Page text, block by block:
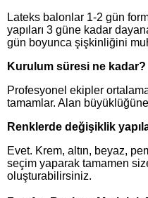
Lateks balonlar 1-2 gün
yapıları 3 güne kadar
gün boyunca şişkinliğini
Kurulum süresi ne kadar?
Profesyonel ekipler
tamamlar. Alan
Renklerde değişiklik
Evet. Krem, altın, beyaz,
seçim yaparak tamamen
oluşturabilirsiniz.